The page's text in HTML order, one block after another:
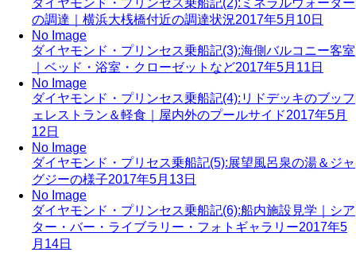
ダイヤモンド・プリンセス乗船記(2):ミネラルウォーター
の調達｜横浜大桟橋付近の調達状況2017年5月10日
No Image
ダイヤモンド・プリンセス乗船記(3):海側バルコニー客室
｜ベッド・浴室・クローゼットなど2017年5月11日
No Image
ダイヤモンド・プリンセス乗船記(4):リドデッキのブッフ
ェレストラン＆軽食｜屋内外のプールサイド2017年5月
12日
No Image
ダイヤモンド・プリセス乗船記(5):展望風呂泉の湯＆ジャ
グジーの様子2017年5月13日
No Image
ダイヤモンド・プリンセス乗船記(6):船内施設見学｜シア
ター・バー・ライブラリー・フォトギャラリー2017年5
月14日